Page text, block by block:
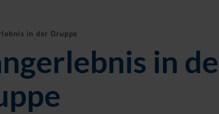
in der Gruppe
in